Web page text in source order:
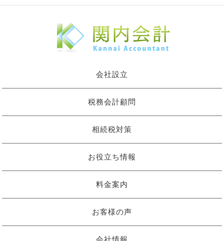
会社設立
税務会計顧問
相続税対策
お役立ち情報
料金案内
お客様の声